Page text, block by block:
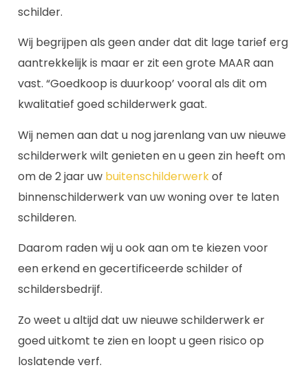
schilder.
Wij begrijpen als geen ander dat dit lage tarief erg
aantrekkelijk is maar er zit een grote MAAR aan
vast. “Goedkoop is duurkoop’ vooral als dit om
kwalitatief goed schilderwerk gaat.
Wij nemen aan dat u nog jarenlang van uw nieuwe
schilderwerk wilt genieten en u geen zin heeft om
om de 2 jaar uw buitenschilderwerkof
binnenschilderwerk van uw woning over te laten
schilderen.
Daarom raden wij u ook aan om te kiezen voor
een erkend en gecertificeerde schilder of
schildersbedrijf.
Zo weet u altijd dat uw nieuwe schilderwerk er
goed uitkomt te zien en loopt u geen risico op
loslatende verf.